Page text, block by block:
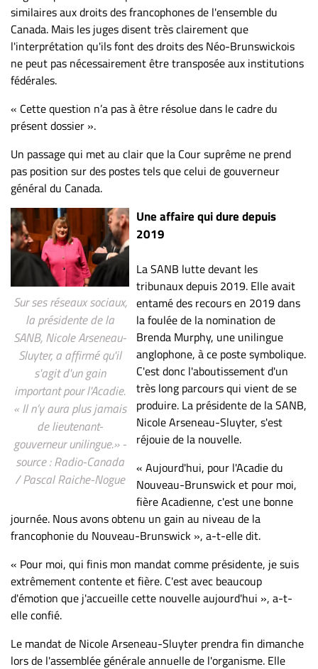
similaires aux droits des francophones de l'ensemble du
Canada. Mais les juges disent très clairement que
l'interprétation qu'ils font des droits des Néo-Brunswickois
ne peut pas nécessairement être transposée aux institutions
fédérales.
« Cette question n’a pas à être résolue dans le cadre du
présent dossier ».
Un passage qui met au clair que la Cour suprême ne prend
pas position sur des postes tels que celui de gouverneur
général du Canada.
Sur ses réseaux sociaux,
la présidente de la
SANB, Nicole Arseneau-
Sluyter, a affirmé qu'il
s'agit d'un gain
important pour l'Acadie.
« Il n’y aura plus jamais
de lieutenant-
gouverneur unilingue.» -
source : Radio-Canada
/ Pascal Raiche-Nogue
Une affaire qui dure depuis
2019
La SANB lutte devant les
tribunaux depuis 2019. Elle avait
entamé des recours en 2019 dans
la foulée de la nomination de
Brenda Murphy, une unilingue
anglophone, à ce poste symbolique.
C'est donc l'aboutissement d'un
très long parcours qui vient de se
produire. La présidente de la SANB,
Nicole Arseneau-Sluyter, s'est
réjouie de la nouvelle.
« Aujourd'hui, pour l'Acadie du
Nouveau-Brunswick et pour moi,
fière Acadienne, c'est une bonne
journée. Nous avons obtenu un gain au niveau de la
francophonie du Nouveau-Brunswick », a-t-elle dit.
« Pour moi, qui finis mon mandat comme présidente, je suis
extrêmement contente et fière. C'est avec beaucoup
d'émotion que j'accueille cette nouvelle aujourd'hui », a-t-
elle confié.
Le mandat de Nicole Arseneau-Sluyter prendra fin dimanche
lors de l'assemblée générale annuelle de l'organisme. Elle